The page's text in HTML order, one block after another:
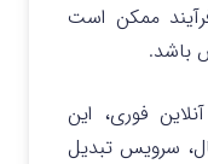
ممکن است
باشد.
فوری، این
سرویس تبدیل